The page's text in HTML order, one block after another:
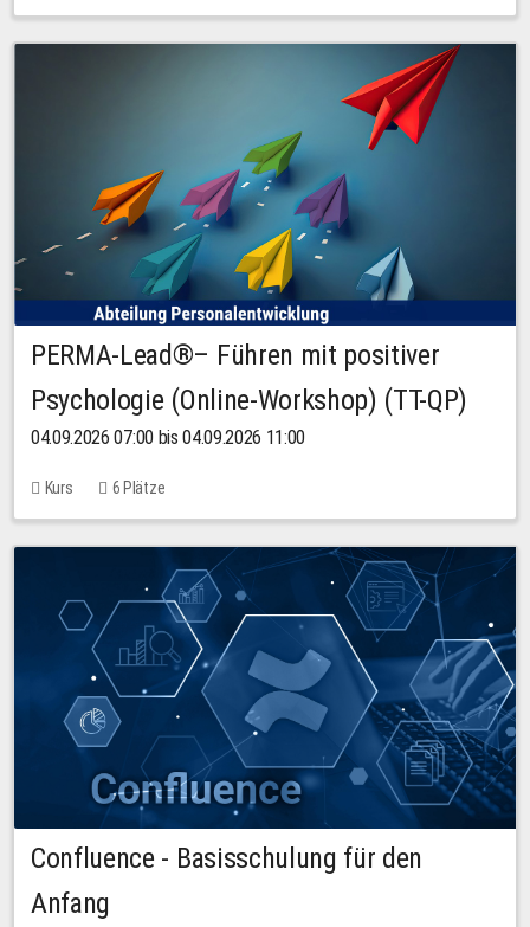
10,00 EUR
PERMA-Lead®– Führen mit positiver
Psychologie (Online-Workshop) (TT-QP)
04.09.2026 07:00 bis 04.09.2026 11:00
Kurs 6 Plätze
Confluence - Basisschulung für den
Anfang